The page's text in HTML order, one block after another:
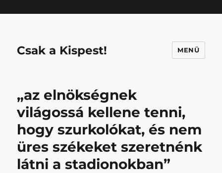
Csak a Kispest! MENÜ
„az elnökségnek
világossá kellene tenni,
hogy szurkolókat, és nem
üres székeket szeretnénk
látni a stadionokban”